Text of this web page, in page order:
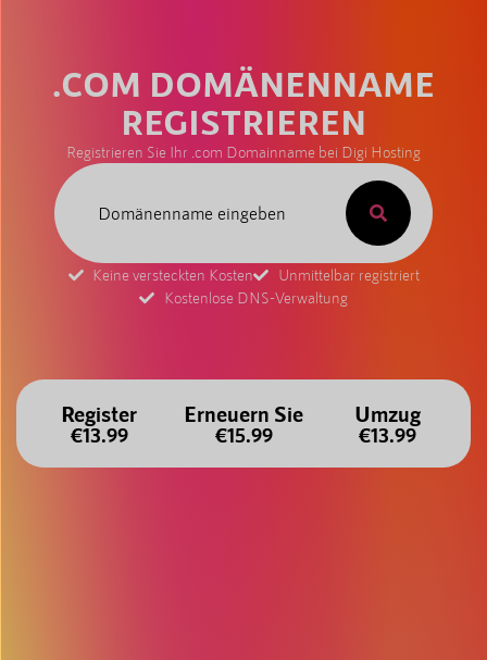
.COM DOMÄNENNAME
REGISTRIEREN
Registrieren Sie Ihr .com Domainname bei Digi Hosting
Keine versteckten Kosten
Unmittelbar registriert
Kostenlose DNS-Verwaltung
Register
€13.99
Erneuern Sie
€15.99
Umzug
€13.99